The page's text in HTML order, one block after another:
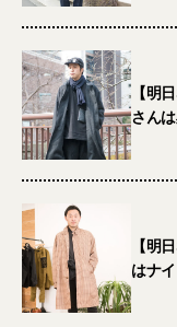
【明
さん
【明
はナ